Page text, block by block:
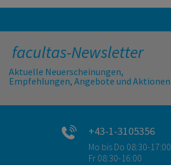
facultas-Newsletter
Aktuelle Neuerscheinungen,
Empfehlungen, Angebote und Aktionen
+43-1-3105356
Mo bis Do 08:30-17:00
Fr 08:30-16:00